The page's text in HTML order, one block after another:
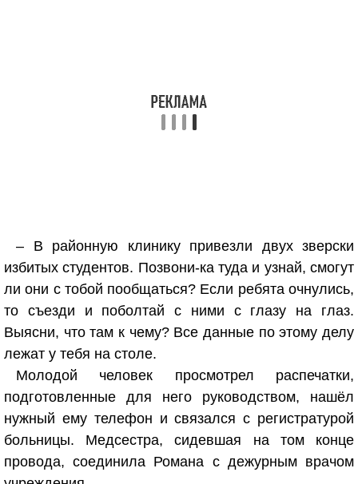
– В районную клинику привезли двух зверски
избитых студентов. Позвони-ка туда и узнай, смогут
ли они с тобой пообщаться? Если ребята очнулись,
то съезди и поболтай с ними с глазу на глаз.
Выясни, что там к чему? Все данные по этому делу
лежат у тебя на столе.
Молодой человек просмотрел распечатки,
подготовленные для него руководством, нашёл
нужный ему телефон и связался с регистратурой
больницы. Медсестра, сидевшая на том конце
провода, соединила Романа с дежурным врачом